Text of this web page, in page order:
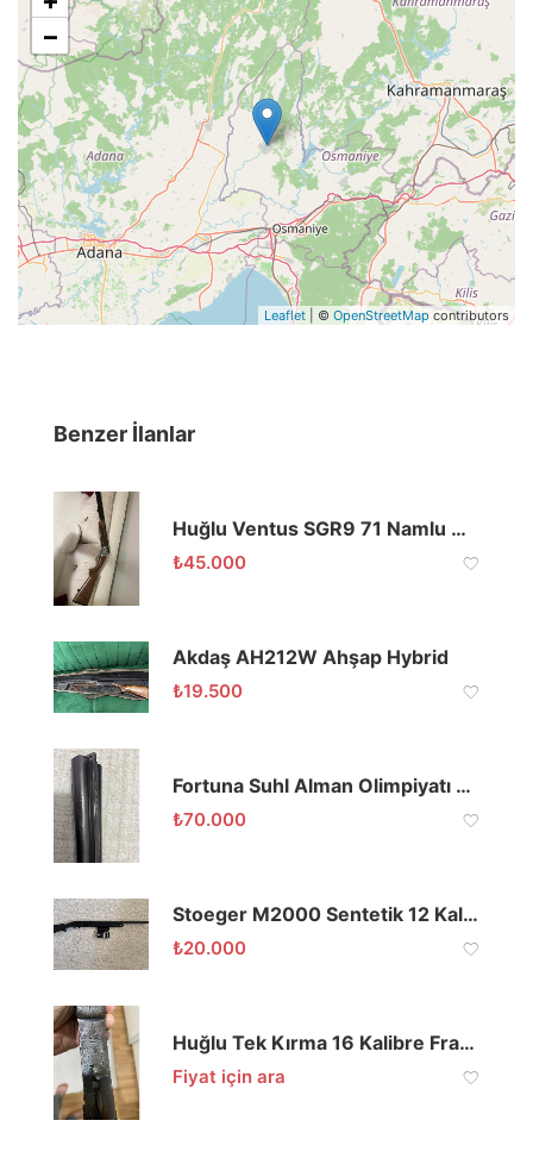
−
Leaflet | © OpenStreetMapcontributors
Benzer İlanlar
Huğlu Ventus SGR9 71 Namlu Çok Temiz
₺45.000
Akdaş AH212W Ahşap Hybrid
₺19.500
Fortuna Suhl Alman Olimpiyatı Özel Yapımı
₺70.000
Stoeger M2000 Sentetik 12 Kalibre 61 Namlu
₺20.000
Huğlu Tek Kırma 16 Kalibre Fransız Namlulu
Fiyat için ara